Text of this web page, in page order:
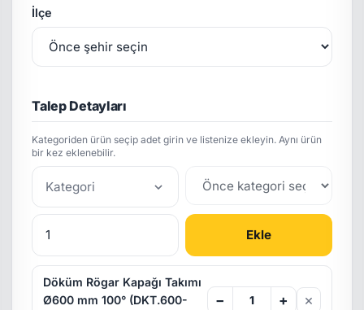
İlçe
Talep Detayları
Kategoriden ürün seçip adet girin ve listenize ekleyin. Aynı ürün
bir kez eklenebilir.
Kategori
Ekle
Döküm Rögar Kapağı Takımı
Ø600 mm 100° (DKT.600-
− + ×